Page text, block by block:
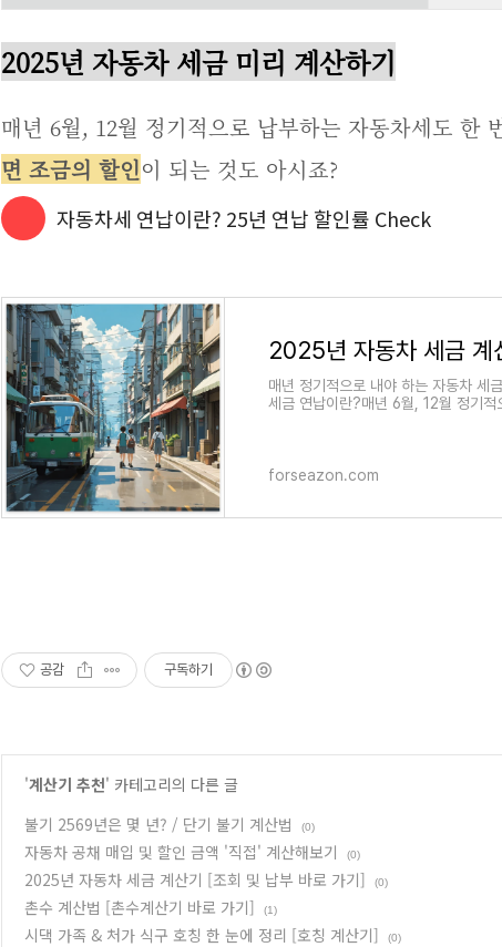
2025년 자동차 세금 미리 계산하기
매년 6월, 12월 정기적으로 납부하는 자동차세도 한
면 조금의 할인이 되는 것도 아시죠?
자동차세 연납이란? 25년 연납 할인률 Check
매년 정기적으로 내야 하는 자동차 세
세금 연납이란?매년 6월, 12월 정기적
forseazon.com
공감 구독하기
'계산기 추천' 카테고리의 다른 글
불기 2569년은 몇 년? / 단기 불기 계산법
(0)
자동차 공채 매입 및 할인 금액 '직접' 계산해보기 (0)
2025년 자동차 세금 계산기 [조회 및 납부 바로 가기] (0)
촌수 계산법 [촌수계산기 바로 가기] (1)
시댁 가족 & 처가 식구 호칭 한 눈에 정리 [호칭 계산기] (0)